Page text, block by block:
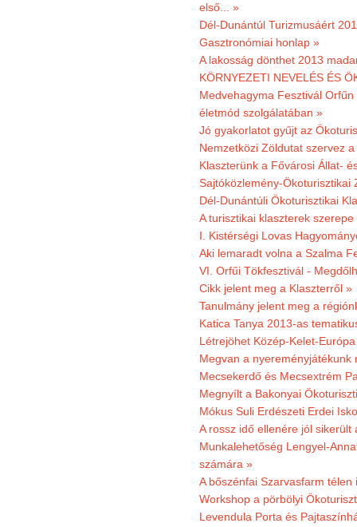
első... »
Dél-Dunántúl Turizmusáért
Gasztronómiai honlap »
A lakosság dönthet 2013
KÖRNYEZETI NEVELÉS ÉS
Medvehagyma Fesztivál
életmód szolgálatában »
Jó gyakorlatot gyűjt az
Nemzetközi Zöldutat szervez
Klaszterünk a Fővárosi Állat-
Sajtóközlemény-Ökoturisztikai
Dél-Dunántúli Ökoturisztikai
A turisztikai klaszterek
I. Kistérségi Lovas
Aki lemaradt volna a Szalma
VI. Orfűi Tökfesztivál -
Cikk jelent meg a Klaszterről »
Tanulmány jelent meg a
Katica Tanya 2013-as
Létrejöhet Közép-Kelet-
Megvan a nyereményjátékunk
Mecsekerdő és Mecsextrém
Megnyílt a Bakonyai
Mókus Suli Erdészeti Erdei
A rossz idő ellenére jól sikerült
Munkalehetőség Lengyel-
számára »
A bőszénfai Szarvasfarm
Workshop a pörbölyi
Levendula Porta és